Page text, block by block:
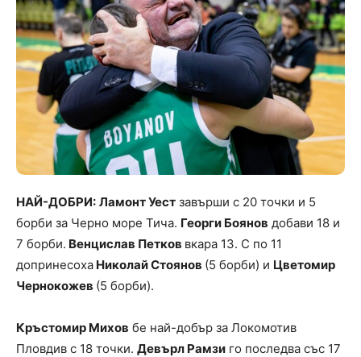
НАЙ-ДОБРИ: Ламонт Уест завърши с 20 точки и 5
борби за Черно море Тича. Георги Боянов добави 18 и
7 борби. Венцислав Петков вкара 13. С по 11
допринесоха Николай Стоянов (5 борби) и Цветомир
Чернокожев (5 борби).
Кръстомир Михов бе най-добър за Локомотив
Пловдив с 18 точки. Девърл Рамзи го последва със 17